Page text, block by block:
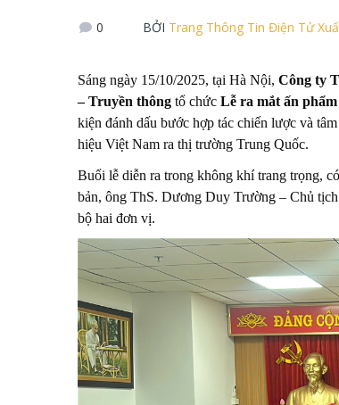
0 BỞI Trang Thông Tin Điện Tử
Sáng ngày 15/10/2025, tại Hà Nội, Công ty
– Truyền thông tổ chức Lễ ra mắt ấn
kiện đánh dấu bước hợp tác chiến lược và
hiệu Việt Nam ra thị trường Trung Quốc.
Buổi lễ diễn ra trong không khí trang trọng,
bản, ông ThS. Dương Duy Trường – Chủ
bộ hai đơn vị.